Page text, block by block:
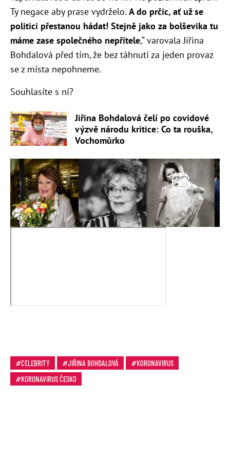
Ty negace aby prase vydrželo. A do prčic, ať už se
politici přestanou hádat! Stejně jako za bolševika tu
máme zase společného nepřítele,“ varovala Jiřina
Bohdalová před tím, že bez táhnutí za jeden provaz
se z místa nepohneme.
Souhlasíte s ní?
Jiřina Bohdalová čelí po covidové
výzvě národu kritice: Co ta rouška,
Vochomůrko
CELEBRITY JIŘINA BOHDALOVÁ
KORONAVIRUS
KORONAVIRUS ČESKO